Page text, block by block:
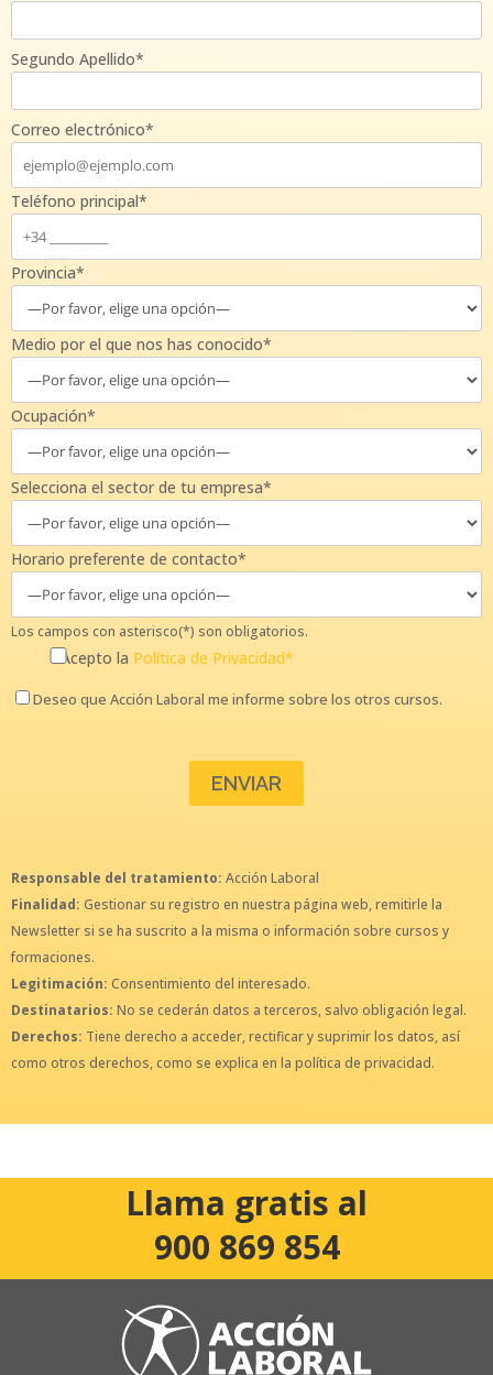
Segundo Apellido*
Correo electrónico*
Teléfono principal*
Provincia*
Medio por el que nos has conocido*
Ocupación*
Selecciona el sector de tu empresa*
Horario preferente de contacto*
Los campos con asterisco(*) son obligatorios.
Acepto la Política de Privacidad*
Deseo que Acción Laboral me informe sobre los otros cursos.
Responsable del tratamiento: Acción Laboral
Finalidad: Gestionar su registro en nuestra página web, remitirle la
Newsletter si se ha suscrito a la misma o información sobre cursos y
formaciones.
Legitimación: Consentimiento del interesado.
Destinatarios: No se cederán datos a terceros, salvo obligación legal.
Derechos: Tiene derecho a acceder, rectificar y suprimir los datos, así
como otros derechos, como se explica en la política de privacidad.
Llama gratis al
900 869 854